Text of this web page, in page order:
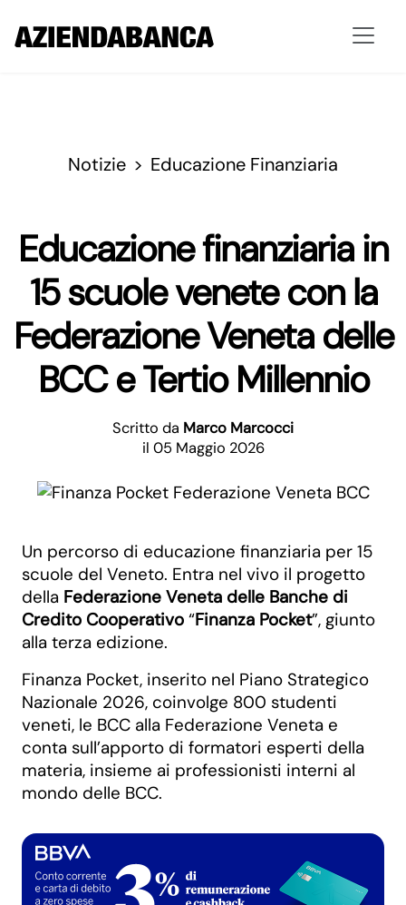
Notizie Educazione Finanziaria
Educazione finanziaria in
15 scuole venete con la
Federazione Veneta delle
BCC e Tertio Millennio
Scritto da Marco Marcocci
il 05 Maggio 2026
Un percorso di educazione finanziaria per 15
scuole del Veneto. Entra nel vivo il progetto
della Federazione Veneta delle Banche di
Credito Cooperativo “Finanza Pocket”, giunto
alla terza edizione.
Finanza Pocket, inserito nel Piano Strategico
Nazionale 2026, coinvolge 800 studenti
veneti, le BCC alla Federazione Veneta e
conta sull’apporto di formatori esperti della
materia, insieme ai professionisti interni al
mondo delle BCC.